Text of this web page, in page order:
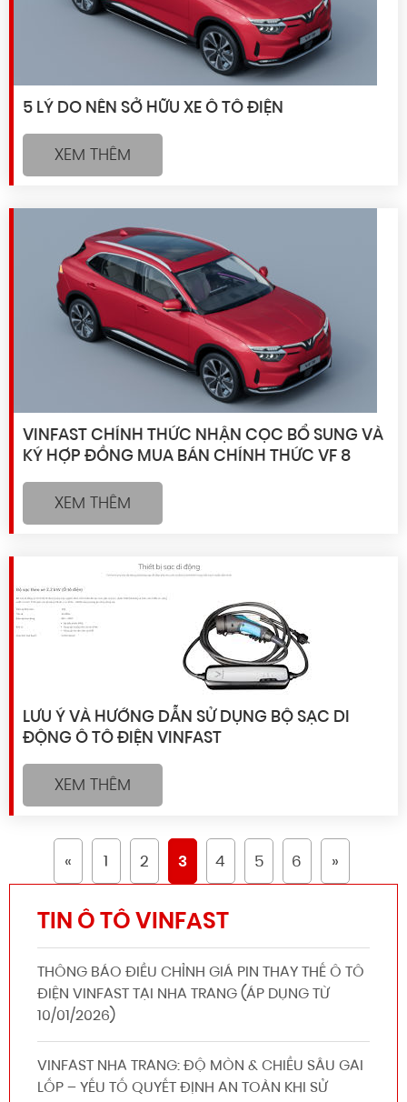
5 LÝ DO NÊN SỞ HỮU XE Ô TÔ ĐIỆN
XEM THÊM
VINFAST CHÍNH THỨC NHẬN CỌC BỔ SUNG VÀ
KÝ HỢP ĐỒNG MUA BÁN CHÍNH THỨC VF 8
XEM THÊM
LƯU Ý VÀ HƯỚNG DẪN SỬ DỤNG BỘ SẠC DI
ĐỘNG Ô TÔ ĐIỆN VINFAST
XEM THÊM
« 1 2 3 4 5 6 »
TIN Ô TÔ VINFAST
THÔNG BÁO ĐIỀU CHỈNH GIÁ PIN THAY THẾ Ô TÔ
ĐIỆN VINFAST TẠI NHA TRANG (ÁP DỤNG TỪ
10/01/2026)
VINFAST NHA TRANG: ĐỘ MÒN & CHIỀU SÂU GAI
LỐP – YẾU TỐ QUYẾT ĐỊNH AN TOÀN KHI SỬ